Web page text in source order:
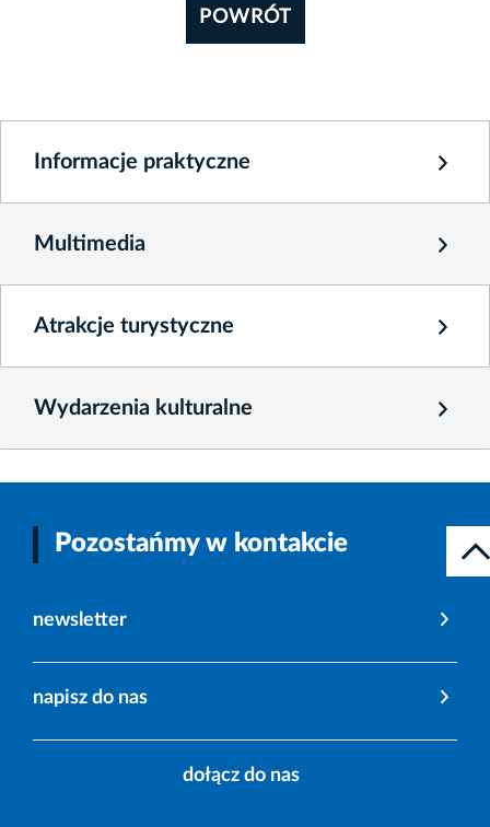
POWRÓT
Informacje praktyczne
Multimedia
Atrakcje turystyczne
Wydarzenia kulturalne
Pozostańmy w kontakcie
newsletter
napisz do nas
dołącz do nas